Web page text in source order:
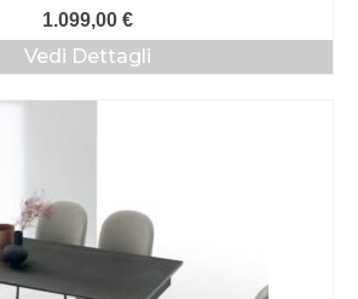
1.099,00 €
Vedi Dettagli